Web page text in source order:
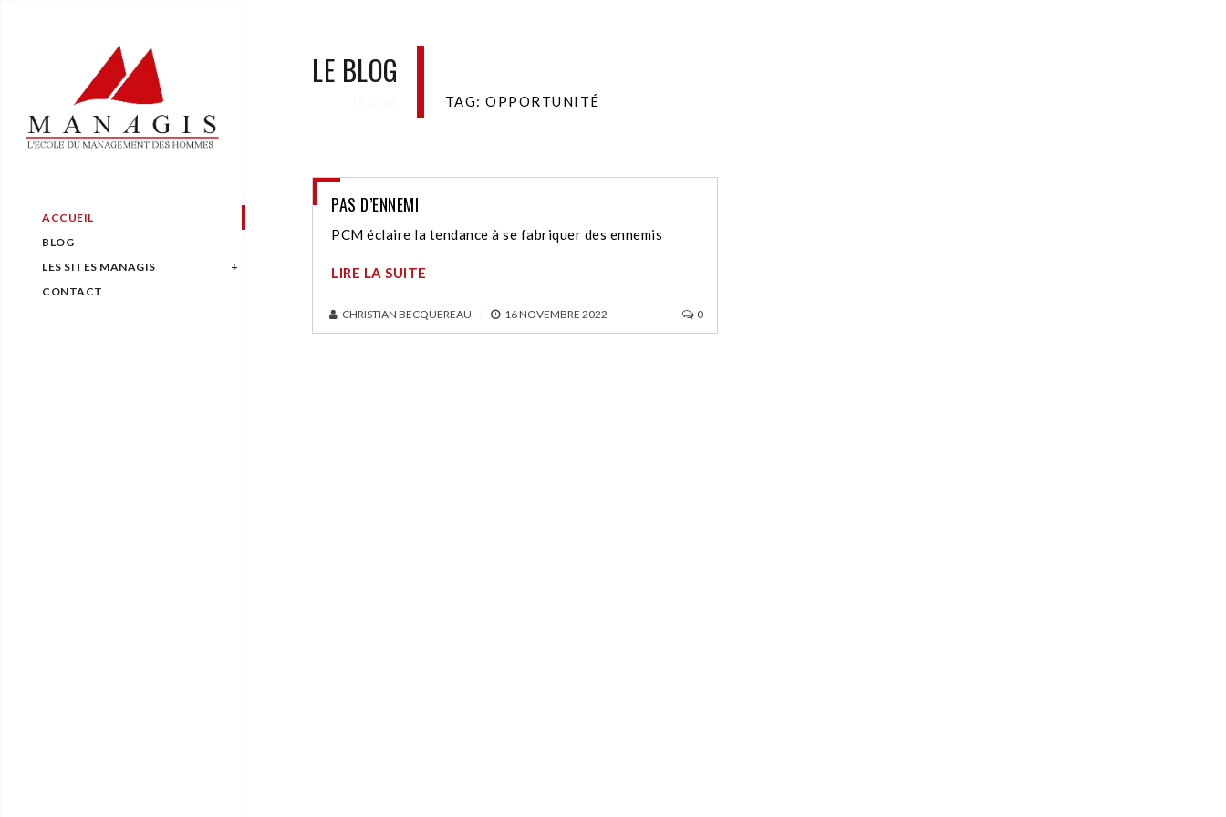
ACCUEIL
BLOG
LES SITES MANAGIS
CONTACT
LE BLOG
TAG: OPPORTUNITÉ
PAS D’ENNEMI
PCM éclaire la tendance à se fabriquer des ennemis
LIRE LA SUITE
CHRISTIAN BECQUEREAU 16 NOVEMBRE 2022 0